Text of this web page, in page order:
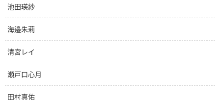
池田瑛紗
海邉朱莉
清宮レイ
瀬戸口心月
田村真佑